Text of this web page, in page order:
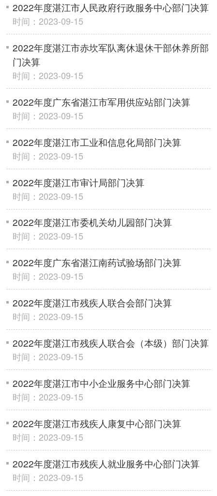
2022年度湛江市人民政府行政服务中心部门决算
时间：2023-09-15
2022年度湛江市赤坎军队离休退休干部休养所部
门决算
时间：2023-09-15
2022年度广东省湛江市军用供应站部门决算
时间：2023-09-15
2022年度湛江市工业和信息化局部门决算
时间：2023-09-15
2022年度湛江市审计局部门决算
时间：2023-09-15
2022年度湛江市委机关幼儿园部门决算
时间：2023-09-15
2022年度广东省湛江南药试验场部门决算
时间：2023-09-15
2022年度湛江市残疾人联合会部门决算
时间：2023-09-15
2022年度湛江市残疾人联合会（本级）部门决算
时间：2023-09-15
2022年度湛江市中小企业服务中心部门决算
时间：2023-09-15
2022年度湛江市残疾人康复中心部门决算
时间：2023-09-15
2022年度湛江市残疾人就业服务中心部门决算
时间：2023-09-15